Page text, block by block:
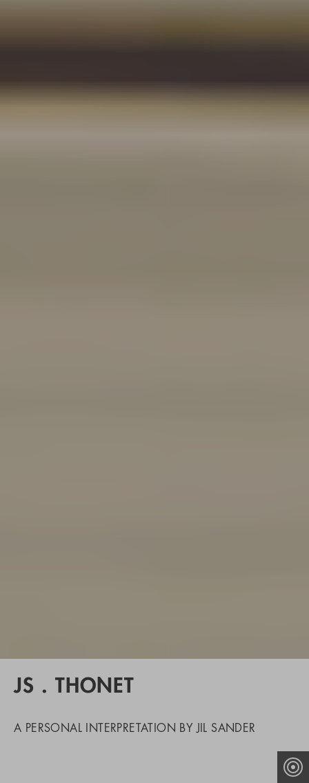
JS . THONET
A PERSONAL INTERPRETATION BY JIL SANDER